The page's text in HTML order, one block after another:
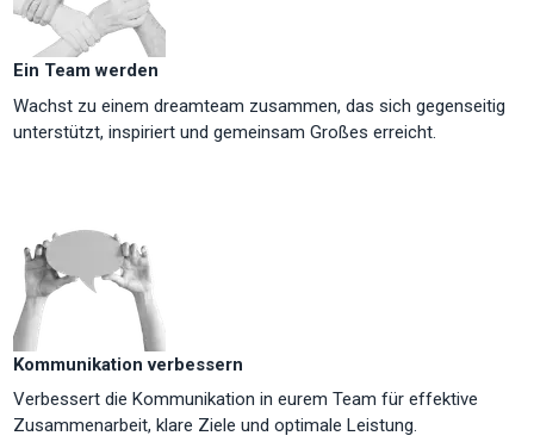
Ein Team werden
Wachst zu einem dreamteam zusammen, das sich gegenseitig
unterstützt, inspiriert und gemeinsam Großes erreicht.
Kommunikation verbessern
Verbessert die Kommunikation in eurem Team für effektive
Zusammenarbeit, klare Ziele und optimale Leistung.